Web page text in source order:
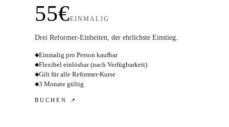
55€EINMALIG
Drei Reformer-Einheiten, der ehrlichste Einstieg.
◆Einmalig pro Person kaufbar
◆Flexibel einlösbar (nach Verfügbarkeit)
◆Gilt für alle Reformer-Kurse
◆3 Monate gültig
BUCHEN ↗